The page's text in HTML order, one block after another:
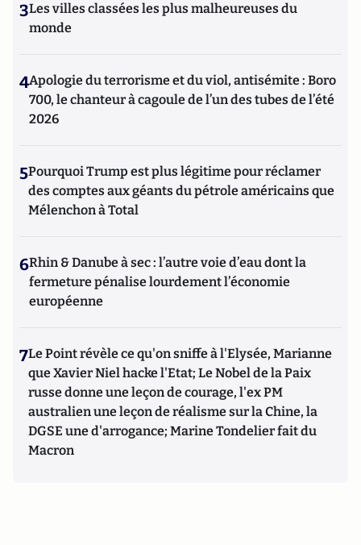
3Les villes classées les plus malheureuses du
monde
4Apologie du terrorisme et du viol, antisémite : Boro
700, le chanteur à cagoule de l’un des tubes de l’été
2026
5Pourquoi Trump est plus légitime pour réclamer
des comptes aux géants du pétrole américains que
Mélenchon à Total
6Rhin & Danube à sec : l’autre voie d’eau dont la
fermeture pénalise lourdement l’économie
européenne
7Le Point révèle ce qu'on sniffe à l'Elysée, Marianne
que Xavier Niel hacke l'Etat; Le Nobel de la Paix
russe donne une leçon de courage, l'ex PM
australien une leçon de réalisme sur la Chine, la
DGSE une d'arrogance; Marine Tondelier fait du
Macron